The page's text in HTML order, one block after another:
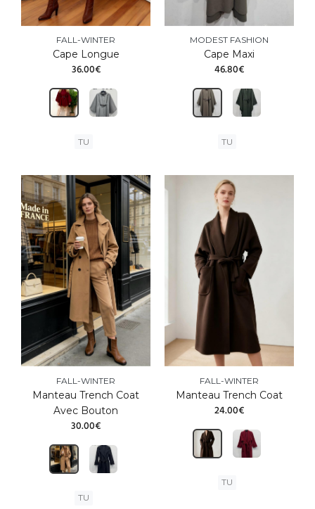
FALL-WINTER
Cape Longue
36.00€
TU
MODEST FASHION
Cape Maxi
46.80€
TU
FALL-WINTER
Manteau Trench Coat
Avec Bouton
30.00€
TU
FALL-WINTER
Manteau Trench Coat
24.00€
TU